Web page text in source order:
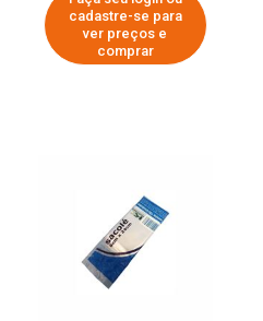
cadastre-se para
ver preços e
comprar